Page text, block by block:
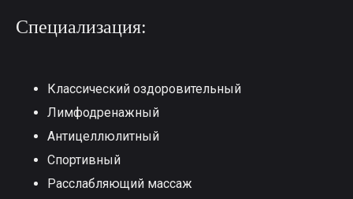
Специализация:
Классический оздоровительный
Лимфодренажный
Антицеллюлитный
Спортивный
Расслабляющий массаж